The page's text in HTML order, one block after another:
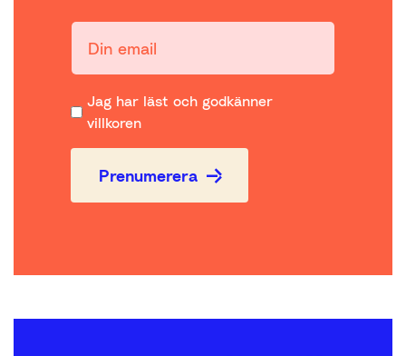
Jag har läst och godkänner
villkoren
Prenumerera